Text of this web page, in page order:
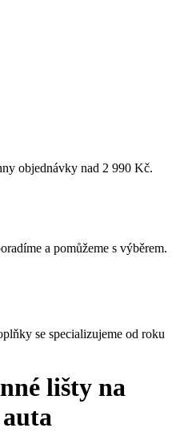
objednávky nad 2 990 Kč.
a pomůžeme s výběrem.
se specializujeme od roku
lišty na